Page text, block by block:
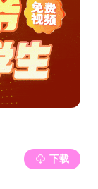
10 下页